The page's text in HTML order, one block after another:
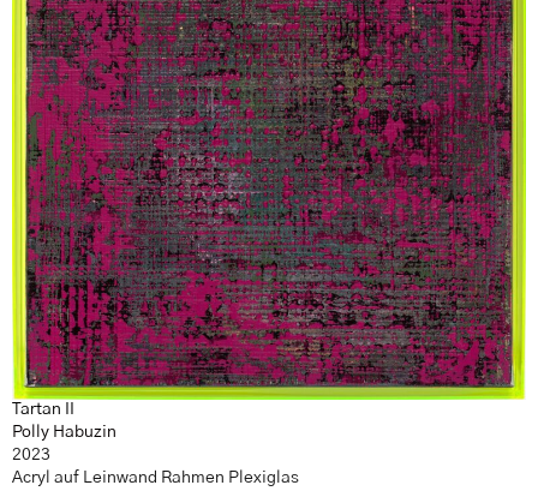
Tartan II
Polly Habuzin
2023
Acryl auf Leinwand Rahmen Plexiglas